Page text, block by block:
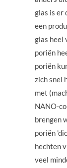
glas is er
een
glas heel
poriën
poriën
zich snel
met
NANO-
brengen
poriën
hechten
veel